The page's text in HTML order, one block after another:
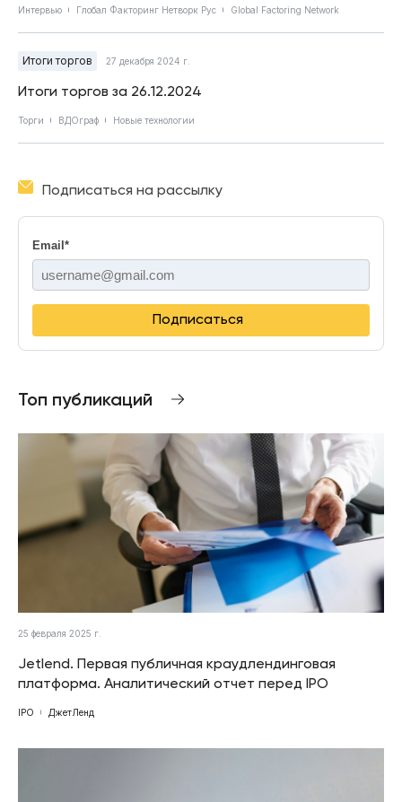
Интервью Глобал Факторинг Нетворк Рус Global Factoring Network
Итоги торгов 27 декабря 2024 г.
Итоги торгов за 26.12.2024
Торги ВДОграф Новые технологии
Подписаться на рассылку
Email *
Подписаться
Топ публикаций
25 февраля 2025 г.
Jetlend. Первая публичная краудлендинговая
платформа. Аналитический отчет перед IPO
IPO ДжетЛенд